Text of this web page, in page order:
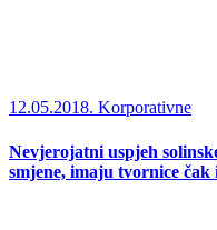
12.05.2018. Korporativne
Nevjerojatni uspjeh
smjene, imaju tvornice čak